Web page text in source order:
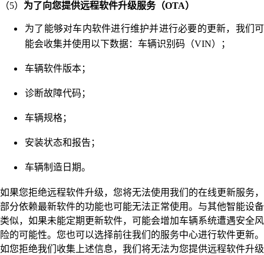
（5） 为了向您提供远程软件升级服务（OTA）
为了能够对车内软件进行维护并进行必要的更新，我们可
能会收集并使用以下数据：车辆识别码（VIN）；
车辆软件版本；
诊断故障代码；
车辆规格；
安装状态和报告；
车辆制造日期。
如果您拒绝远程软件升级，您将无法使用我们的在线更新服务，
部分依赖最新软件的功能也可能无法正常使用。与其他智能设备
类似，如果未能定期更新软件，可能会增加车辆系统遭遇安全风
险的可能性。您也可以选择前往我们的服务中心进行软件更新。
如您拒绝我们收集上述信息，我们将无法为您提供远程软件升级